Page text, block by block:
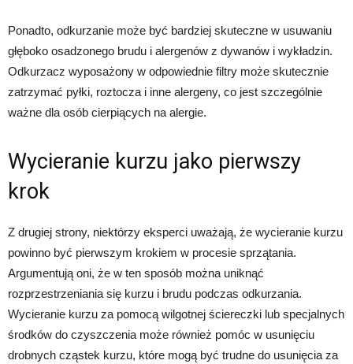
Ponadto, odkurzanie może być bardziej skuteczne w usuwaniu
głęboko osadzonego brudu i alergenów z dywanów i wykładzin.
Odkurzacz wyposażony w odpowiednie filtry może skutecznie
zatrzymać pyłki, roztocza i inne alergeny, co jest szczególnie
ważne dla osób cierpiących na alergie.
Wycieranie kurzu jako pierwszy
krok
Z drugiej strony, niektórzy eksperci uważają, że wycieranie kurzu
powinno być pierwszym krokiem w procesie sprzątania.
Argumentują oni, że w ten sposób można uniknąć
rozprzestrzeniania się kurzu i brudu podczas odkurzania.
Wycieranie kurzu za pomocą wilgotnej ściereczki lub specjalnych
środków do czyszczenia może również pomóc w usunięciu
drobnych cząstek kurzu, które mogą być trudne do usunięcia za